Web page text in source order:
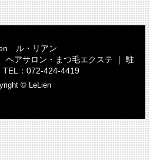
ル・リアン
ヘアサロン・まつ毛エクステ ｜ 駐
TEL：072-424-4419
© LeLien